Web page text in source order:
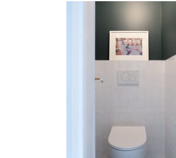
EDITIONS
L’AGENCE